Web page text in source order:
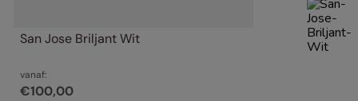
San Jose Briljant Wit
vanaf:
€100,00